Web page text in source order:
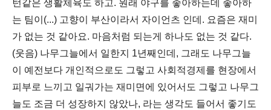
턴같은 생활체육도 하고. 원래 야구를 좋아하는데 좋아하
는 팀이(...) 고향이 부산이라서 자이언츠 인데. 요즘은 재미
가 없는 것 같아요. 마음처럼 되는게 하나도 없는 것 같다.
(웃음) 나무그늘에서 일한지 1년째인데, 그래도 나무그늘
이 예전보다 개인적으로도 그렇고 사회적경제를 현장에서
피부로 느끼고 일궈가는 재미면에 있어서도 그렇고 나무그
늘도 조금 더 성장하지 않았나, 라는 생각도 들어서 좋기도